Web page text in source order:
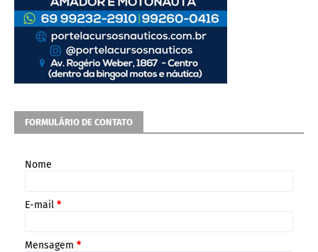
FORMULÁRIO DE CONTATO
Nome
E-mail *
Mensagem *